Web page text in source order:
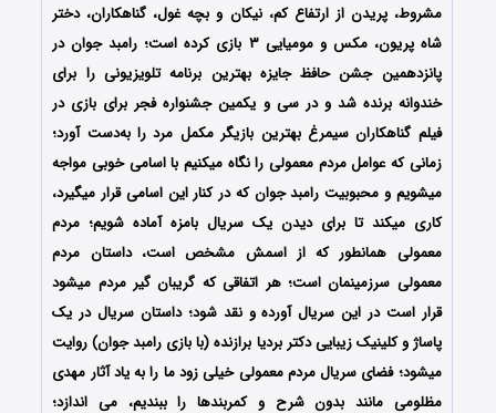
مشروط، پریدن از ارتفاع کم، نیکان و بچه غول، گناهکاران، دختر
شاه پریون، مکس و مومیایی ۳ بازی کرده است؛ رامبد جوان در
پانزدهمین جشن حافظ جایزه بهترین برنامه تلویزیونی را برای
خندوانه برنده شد و در سی و یکمین جشنواره فجر برای بازی در
فیلم گناهکاران سیمرغ بهترین بازیگر مکمل مرد را به‌دست آورد؛
زمانی که عوامل مردم معمولی را نگاه میکنیم با اسامی خوبی مواجه
میشویم و محبوبیت رامبد جوان که در کنار این اسامی قرار میگیرد،
کاری میکند تا برای دیدن یک سریال بامزه آماده شویم؛ مردم
معمولی همانطور که از اسمش مشخص است، داستان مردم
معمولی سرزمینمان است؛ هر اتفاقی که گریبان گیر مردم میشود
قرار است در این سریال آورده و نقد شود؛ داستان سریال در یک
پاساژ و کلینیک زیبایی دکتر بردیا برازنده (با بازی رامبد جوان) روایت
میشود؛ فضای سریال مردم معمولی خیلی زود ما را به یاد آثار مهدی
مظلومی مانند بدون شرح و کمربندها را ببندیم، می اندازد؛